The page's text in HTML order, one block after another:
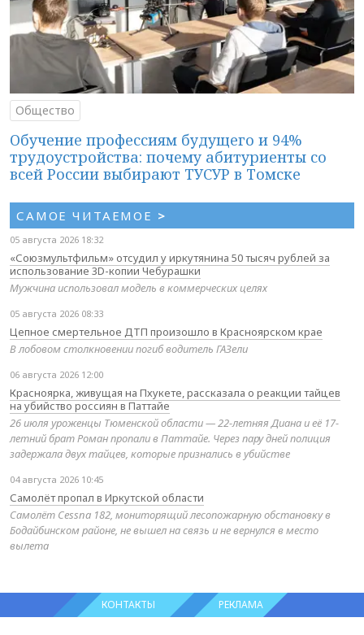
Общество
Обучение профессиям будущего и 94%
трудоустройства: почему абитуриенты со
всей России выбирают ТУСУР в Томске
САМОЕ ЧИТАЕМОЕ >
05 августа 2026 18:32
«Союзмультфильм» отсудил у иркутянина 50 тысяч рублей за
использование 3D-копии Чебурашки
Мужчина использовал модель в коммерческих целях
05 августа 2026 08:33
Цепное смертельное ДТП произошло в Красноярском крае
В лобовом столкновении погиб водитель ГАЗели
06 августа 2026 12:00
Красноярка, живущая на Пхукете, рассказала о реакции тайцев
на убийство россиян в Паттайе
26 июля уроженцы Тюменской области — 22-летняя Диана и её 17-
летний брат Роман пропали в Паттайе. Через пару дней полиция
задержала двух тайцев, которые признались в убийстве
04 августа 2026 10:45
Самолёт пропал в Иркутской области
Самолёт Cessna 182, мониторящий лесопожарную обстановку в
Бодайбинском районе, не вышел на связь и не вернулся в место
вылета
КОНТАКТЫ РЕКЛАМА